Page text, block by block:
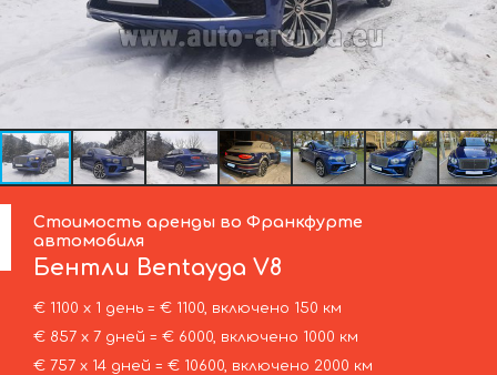
Стоимость аренды во Франкфурте
автомобиля
Бентли Bentayga V8
€ 1100 х 1 день = € 1100, включено 150 км
€ 857 х 7 дней = € 6000, включено 1000 км
€ 757 х 14 дней = € 10600, включено 2000 км